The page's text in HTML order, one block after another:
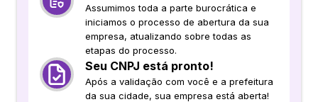
Assumimos toda a parte burocrática e
iniciamos o processo de abertura da sua
empresa, atualizando sobre todas as
etapas do processo.
Seu CNPJ está pronto!
Após a validação com você e a prefeitura
da sua cidade, sua empresa está aberta!